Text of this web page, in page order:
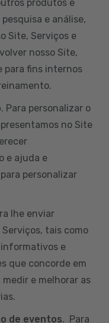
produtos e
e análise,
Site, Serviços e
nosso Site,
para fins internos
. Para personalizar o
no Site
e ajuda e
personalizar
lhe enviar
tais como
e
que concorde em
medir e melhorar as
de eventos. Para